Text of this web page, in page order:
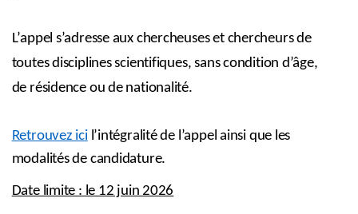
L’appel s’adresse aux chercheuses et chercheurs de
toutes disciplines scientifiques, sans condition d’âge,
de résidence ou de nationalité.
Retrouvez icil’intégralité de l’appel ainsi que les
modalités de candidature.
Date limite : le 12 juin 2026